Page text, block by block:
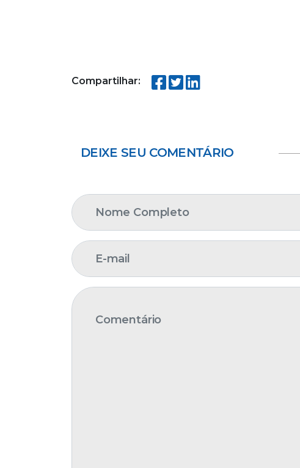
Compartilhar:
DEIXE SEU COMENTÁRIO